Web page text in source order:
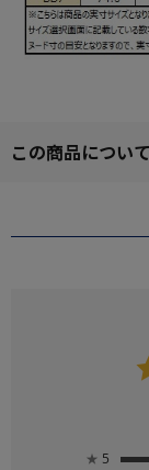
この商品について
★ 5